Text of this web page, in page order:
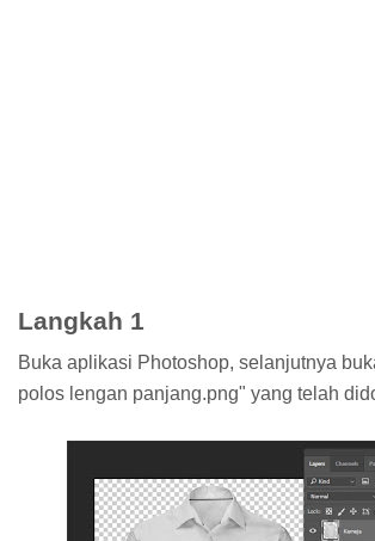
Langkah 1
Buka aplikasi Photoshop, selanjutnya
polos lengan panjang.png" yang telah